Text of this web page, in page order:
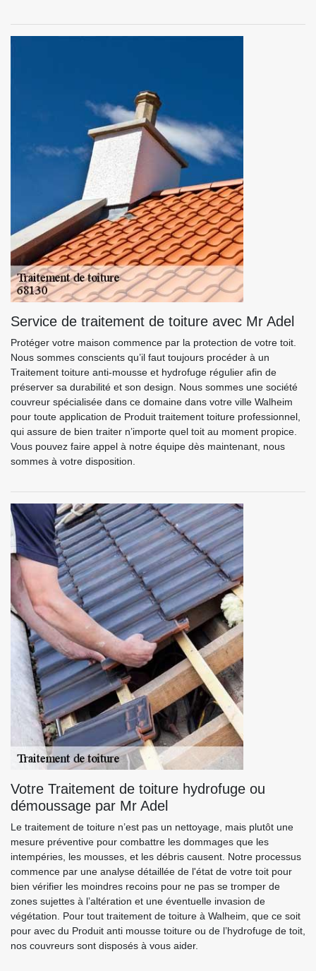
Service de traitement de toiture avec Mr Adel
Protéger votre maison commence par la protection de votre toit.
Nous sommes conscients qu’il faut toujours procéder à un
Traitement toiture anti-mousse et hydrofuge régulier afin de
préserver sa durabilité et son design. Nous sommes une société
couvreur spécialisée dans ce domaine dans votre ville Walheim
pour toute application de Produit traitement toiture professionnel,
qui assure de bien traiter n’importe quel toit au moment propice.
Vous pouvez faire appel à notre équipe dès maintenant, nous
sommes à votre disposition.
Votre Traitement de toiture hydrofuge ou
démoussage par Mr Adel
Le traitement de toiture n’est pas un nettoyage, mais plutôt une
mesure préventive pour combattre les dommages que les
intempéries, les mousses, et les débris causent. Notre processus
commence par une analyse détaillée de l'état de votre toit pour
bien vérifier les moindres recoins pour ne pas se tromper de
zones sujettes à l’altération et une éventuelle invasion de
végétation. Pour tout traitement de toiture à Walheim, que ce soit
pour avec du Produit anti mousse toiture ou de l’hydrofuge de toit,
nos couvreurs sont disposés à vous aider.